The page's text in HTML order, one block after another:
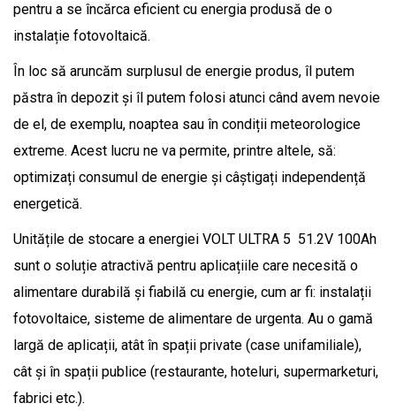
pentru a se încărca eficient cu energia produsă de o
instalație fotovoltaică.
În loc să aruncăm surplusul de energie produs, îl putem
păstra în depozit și îl putem folosi atunci când avem nevoie
de el, de exemplu, noaptea sau în condiții meteorologice
extreme. Acest lucru ne va permite, printre altele, să:
optimizați consumul de energie și câștigați independență
energetică.
Unitățile de stocare a energiei VOLT ULTRA 5 51.2V 100Ah
sunt o soluție atractivă pentru aplicațiile care necesită o
alimentare durabilă și fiabilă cu energie, cum ar fi: instalații
fotovoltaice, sisteme de alimentare de urgenta. Au o gamă
largă de aplicații, atât în ​​spații private (case unifamiliale),
cât și în spații publice (restaurante, hoteluri, supermarketuri,
fabrici etc.).